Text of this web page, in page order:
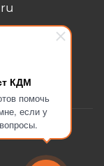
КДМ
помочь
если у
ул.